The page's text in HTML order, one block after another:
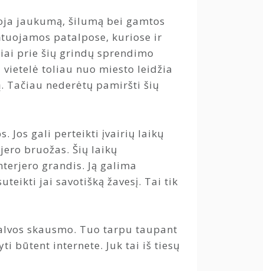
jaukumą, šilumą bei gamtos
patalpose, kuriose ir
prie šių grindų sprendimo
toliau nuo miesto leidžia
nederėtų pamiršti šių
Jos gali perteikti įvairių laikų
bruožas. Šių laikų
grandis. Ją galima
jai savotišką žavesį. Tai tik
skausmo. Tuo tarpu taupant
būtent internete. Juk tai iš tiesų